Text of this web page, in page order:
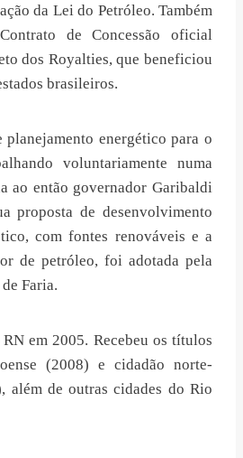
da Lei do Petróleo. Também
de Concessão oficial
dos Royalties, que beneficiou
brasileiros.
energético para o
voluntariamente numa
ao então governador Garibaldi
proposta de desenvolvimento
com fontes renováveis e a
de petróleo, foi adotada pela
Faria.
em 2005. Recebeu os títulos
(2008) e cidadão norte-
além de outras cidades do Rio